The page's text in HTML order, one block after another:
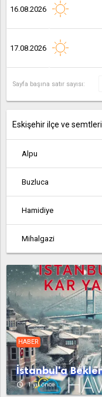
16.08.2026
17.08.2026
Sayfa başına satır sayısı:
Eskişehir ilçe ve
Alpu
Buzluca
Hamidiye
Mihalgazi
Seyitgazi
HABER
İstanbul'a
access_time 1 yıl önce